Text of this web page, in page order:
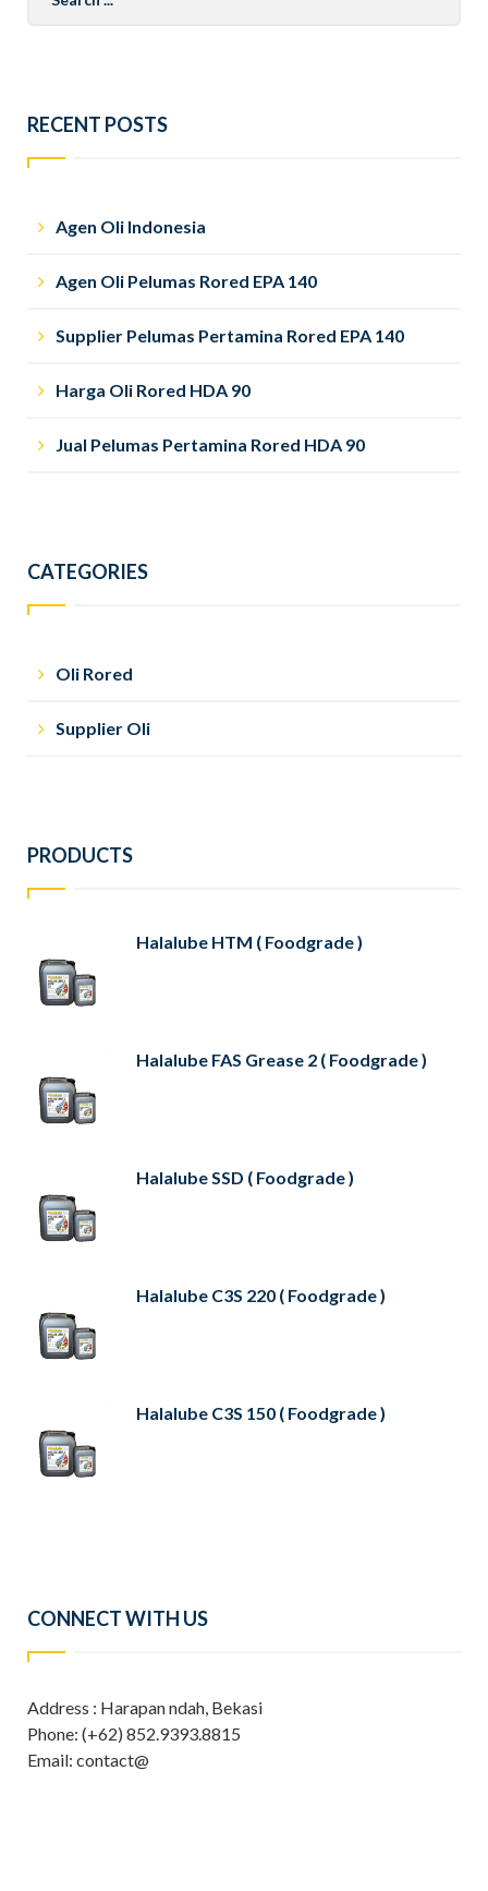
for:
RECENT POSTS
Agen Oli Indonesia
Agen Oli Pelumas Rored EPA 140
Supplier Pelumas Pertamina Rored EPA 140
Harga Oli Rored HDA 90
Jual Pelumas Pertamina Rored HDA 90
CATEGORIES
Oli Rored
Supplier Oli
PRODUCTS
Halalube HTM ( Foodgrade )
Halalube FAS Grease 2 ( Foodgrade )
Halalube SSD ( Foodgrade )
Halalube C3S 220 ( Foodgrade )
Halalube C3S 150 ( Foodgrade )
CONNECT WITH US
Address : Harapan ndah, Bekasi
Phone: (+62) 852.9393.8815
Email: contact@